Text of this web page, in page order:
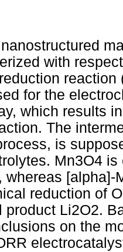
with
for the
which results
The
is
Mn3O4
whereas [alpha]-
reduction of
product Li2O2.
on the